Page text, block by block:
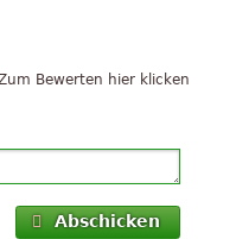
Bewerten hier klicken
Abschicken